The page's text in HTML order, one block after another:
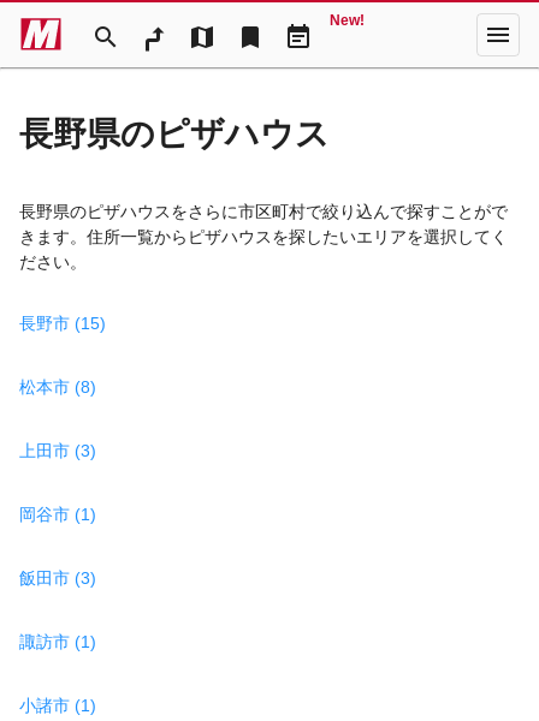
search map bookmark event_note
New! menu
長野県のピザハウス
長野県のピザハウスをさらに市区町村で絞り込んで探すことがで
きます。住所一覧からピザハウスを探したいエリアを選択してく
ださい。
長野市 (15)
松本市 (8)
上田市 (3)
岡谷市 (1)
飯田市 (3)
諏訪市 (1)
小諸市 (1)